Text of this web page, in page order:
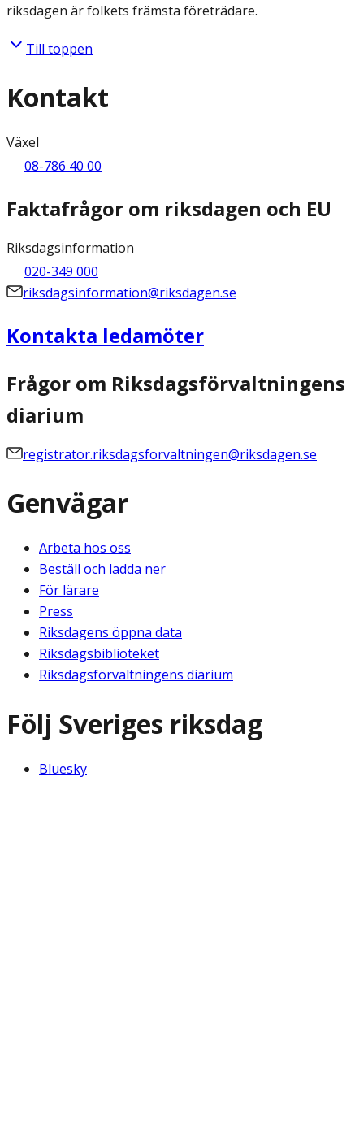
riksdagen är folkets främsta företrädare.
Till toppen
Kontakt
Växel
08-786 40 00
Faktafrågor om riksdagen och EU
Riksdagsinformation
020-349 000
riksdagsinformation@riksdagen.se
Kontakta ledamöter
Frågor om Riksdagsförvaltningens
diarium
registrator.riksdagsforvaltningen@riksdagen.se
Genvägar
Arbeta hos oss
Beställ och ladda ner
För lärare
Press
Riksdagens öppna data
Riksdagsbiblioteket
Riksdagsförvaltningens diarium
Följ Sveriges riksdag
Bluesky